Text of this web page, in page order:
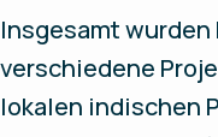
Insgesamt wurden
verschiedene
lokalen indischen